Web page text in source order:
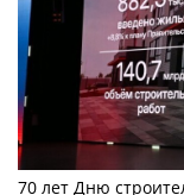
70 лет Дню